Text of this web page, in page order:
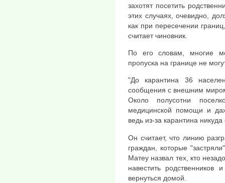
захотят посетить
этих случаях, очевидно,
как при пересечении
считает чиновник.
По его словам, многие
пропуска на границе не
"До карантина 36
сообщения с внешним
Около полусотни
медицинской помощи и
ведь из-за карантина
Он считает, что линию
граждан, которые
Матеу назвал тех, кто
навестить
вернуться домой.